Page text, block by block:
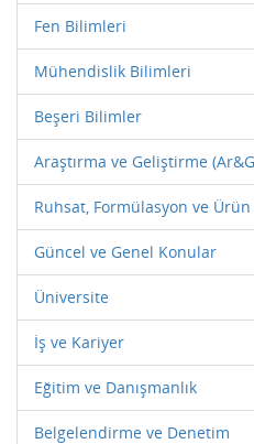
Fen Bilimleri
Mühendislik Bilimleri
Beşeri Bilimler
Araştırma ve Geliştirme
Ruhsat, Formülasyon ve
Güncel ve Genel Konular
Üniversite
İş ve Kariyer
Eğitim ve Danışmanlık
Belgelendirme ve Denetim